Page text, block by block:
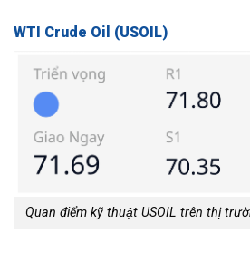
WTI Crude Oil (USOIL)
Quan điểm kỹ thuật USOIL trên thị